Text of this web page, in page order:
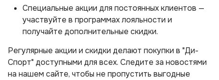
Специальные акции для постоянных клиентов —
участвуйте в программах лояльности и
получайте дополнительные скидки.
Регулярные акции и скидки делают покупки в "Ди-
Спорт" доступными для всех. Следите за новостями
на нашем сайте, чтобы не пропустить выгодные